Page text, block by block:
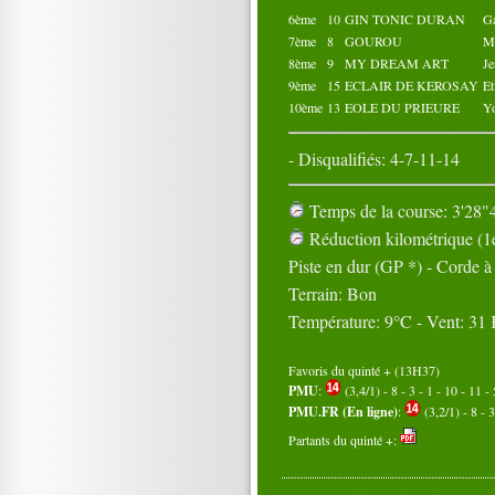
6ème 10 GIN TONIC DURAN
7ème
8 GOUROU
8ème
9 MY DREAM ART
9ème
15 ECLAIR DE KEROSAY
10ème 13 EOLE DU PRIEURE
- Disqualifiés: 4-7-11-14
Temps de la course:
Réduction kilométrique
Piste en dur (GP *) - Corde à
Terrain: Bon
Température: 9°C - Vent: 31
Favoris du quinté + (13H37)
PMU: (3,4/1) - 8 - 3 - 1 - 10 - 11 -
PMU.FR (En ligne):
(3,2/1) - 8 -
Partants du quinté +: